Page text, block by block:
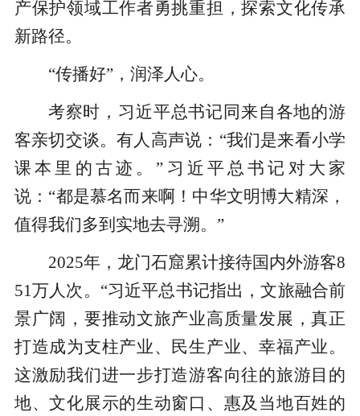
产保护领域工作者勇挑重担，探索文化传承
新路径。
“传播好”，润泽人心。
考察时，习近平总书记同来自各地的游
客亲切交谈。有人高声说：“我们是来看小学
课本里的古迹。”习近平总书记对大家
说：“都是慕名而来啊！中华文明博大精深，
值得我们多到实地去寻溯。”
2025年，龙门石窟累计接待国内外游客8
51万人次。“习近平总书记指出，文旅融合前
景广阔，要推动文旅产业高质量发展，真正
打造成为支柱产业、民生产业、幸福产业。
这激励我们进一步打造游客向往的旅游目的
地、文化展示的生动窗口、惠及当地百姓的